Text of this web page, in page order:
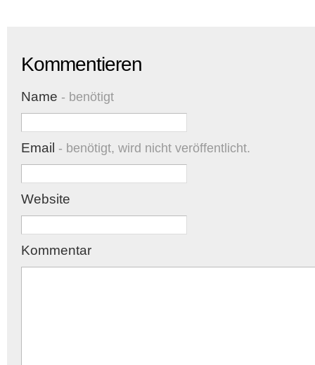
Kommentieren
Name - benötigt
Email - benötigt, wird nicht veröffentlicht.
Website
Kommentar